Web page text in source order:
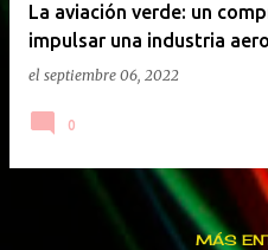
La aviación verde: un
impulsar una industria
el septiembre 06, 2022
0
MÁS